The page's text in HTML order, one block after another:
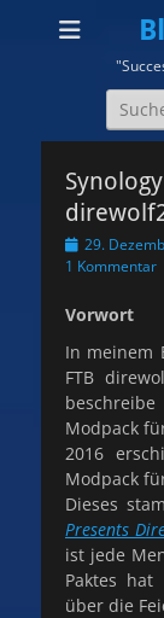
Suchen
nach:
Veröffentlicht
am
29.
1 Kommentar
Vorwort
In meinem
FTB
Modpack
2016
Modpack
Dieses
Presents
ist jede
Paktes
über die